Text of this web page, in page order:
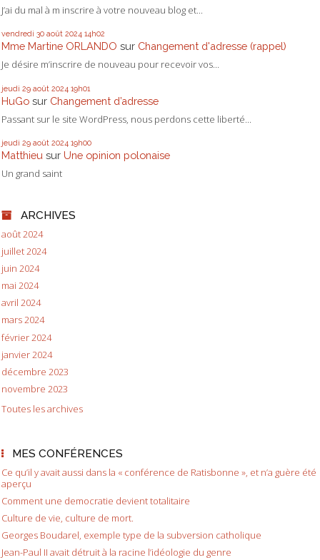
J’ai du mal à m inscrire à votre nouveau blog et...
vendredi 30 août 2024 14h02
Mme Martine ORLANDO sur Changement d'adresse (rappel)
Je désire m’inscrire de nouveau pour recevoir vos...
jeudi 29 août 2024 19h01
HuGo sur Changement d’adresse
Passant sur le site WordPress, nous perdons cette liberté...
jeudi 29 août 2024 19h00
Matthieu sur Une opinion polonaise
Un grand saint
ARCHIVES
août 2024
juillet 2024
juin 2024
mai 2024
avril 2024
mars 2024
février 2024
janvier 2024
décembre 2023
novembre 2023
Toutes les archives
MES CONFÉRENCES
Ce qu’il y avait aussi dans la « conférence de Ratisbonne », et n’a guère été
aperçu
Comment une democratie devient totalitaire
Culture de vie, culture de mort.
Georges Boudarel, exemple type de la subversion catholique
Jean-Paul II avait détruit à la racine l’idéologie du genre